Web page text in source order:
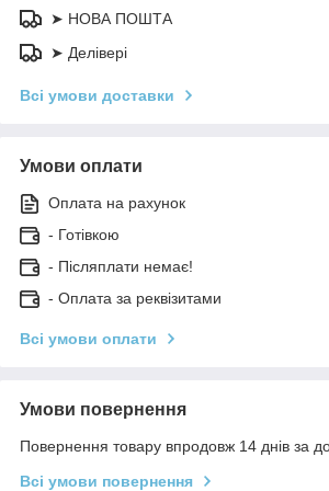
➤ НОВА ПОШТА
➤ Делівері
Всі умови доставки
Умови оплати
Оплата на рахунок
- Готівкою
- Післяплати немає!
- Оплата за реквізитами
Всі умови оплати
Умови повернення
Повернення товару впродовж 14 днів за
Всі умови повернення